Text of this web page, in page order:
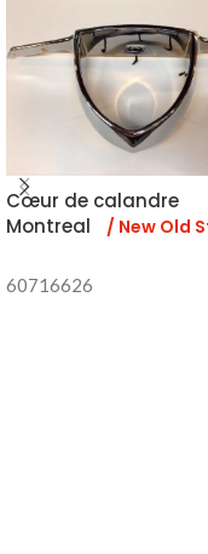
Cœur de calandre
Montreal
/ New Old
60716626